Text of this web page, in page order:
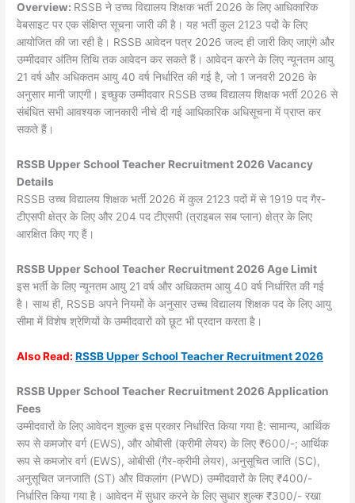
Overview: RSSB ने उच्च विद्यालय शिक्षक भर्ती 2026 के लिए आधिकारिक
वेबसाइट पर एक संक्षिप्त सूचना जारी की है। यह भर्ती कुल 2123 पदों के लिए
आयोजित की जा रही है। RSSB आवेदन पत्र 2026 जल्द ही जारी किए जाएंगे और
उम्मीदवार अंतिम तिथि तक आवेदन कर सकते हैं। आवेदन करने के लिए न्यूनतम आयु
21 वर्ष और अधिकतम आयु 40 वर्ष निर्धारित की गई है, जो 1 जनवरी 2026 के
अनुसार मानी जाएगी। इच्छुक उम्मीदवार RSSB उच्च विद्यालय शिक्षक भर्ती 2026 से
संबंधित सभी आवश्यक जानकारी नीचे दी गई आधिकारिक अधिसूचना में प्राप्त कर
सकते हैं।
RSSB Upper School Teacher Recruitment 2026 Vacancy
Details
RSSB उच्च विद्यालय शिक्षक भर्ती 2026 में कुल 2123 पदों में से 1919 पद गैर-
टीएसपी क्षेत्र के लिए और 204 पद टीएसपी (त्राइबल सब प्लान) क्षेत्र के लिए
आरक्षित किए गए हैं।
RSSB Upper School Teacher Recruitment 2026 Age Limit
इस भर्ती के लिए न्यूनतम आयु 21 वर्ष और अधिकतम आयु 40 वर्ष निर्धारित की गई
है। साथ ही, RSSB अपने नियमों के अनुसार उच्च विद्यालय शिक्षक पद के लिए आयु
सीमा में विशेष श्रेणियों के उम्मीदवारों को छूट भी प्रदान करता है।
AlsoRead:RSSB Upper School Teacher Recruitment 2026
RSSB Upper School Teacher Recruitment 2026 Application
Fees
उम्मीदवारों के लिए आवेदन शुल्क इस प्रकार निर्धारित किया गया है: सामान्य, आर्थिक
रूप से कमजोर वर्ग (EWS), और ओबीसी (क्रीमी लेयर) के लिए ₹600/-; आर्थिक
रूप से कमजोर वर्ग (EWS), ओबीसी (गैर-क्रीमी लेयर), अनुसूचित जाति (SC),
अनुसूचित जनजाति (ST) और विकलांग (PWD) उम्मीदवारों के लिए ₹400/-
निर्धारित किया गया है। आवेदन में सुधार करने के लिए सुधार शुल्क ₹300/- रखा